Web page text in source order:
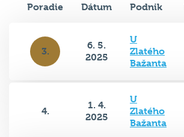
Poradie Dátum Podnik
3.
6. 5.
2025
U
Zlatého
Bažanta
4.
1. 4.
2025
U
Zlatého
Bažanta